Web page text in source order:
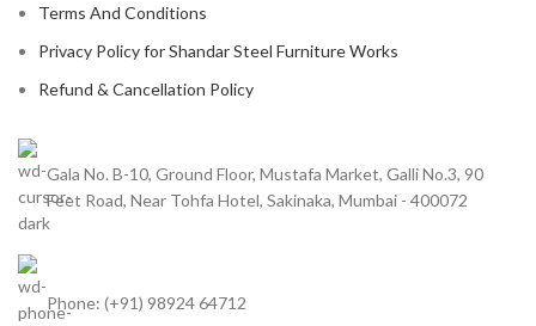
Terms And Conditions
Privacy Policy for Shandar Steel Furniture Works
Refund & Cancellation Policy
Gala No. B-10, Ground Floor, Mustafa Market, Galli No.3, 90
Feet Road, Near Tohfa Hotel, Sakinaka, Mumbai - 400072
Phone: (+91) 98924 64712